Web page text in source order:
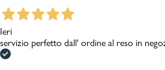
Ieri
servizio perfetto dall' ordine al reso in